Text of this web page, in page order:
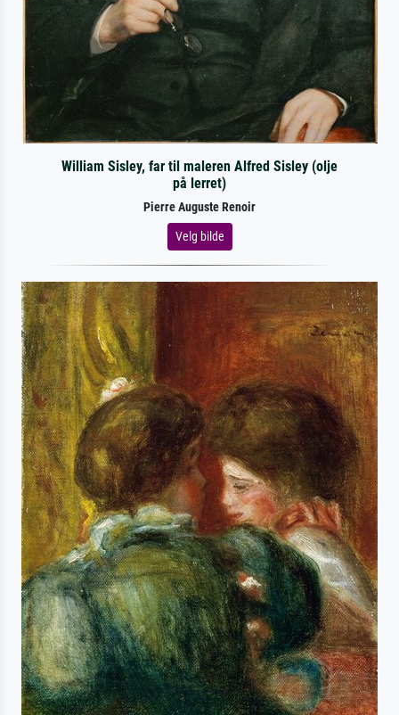
William Sisley, far til maleren Alfred Sisley (olje
på lerret)
Pierre Auguste Renoir
Velg bilde